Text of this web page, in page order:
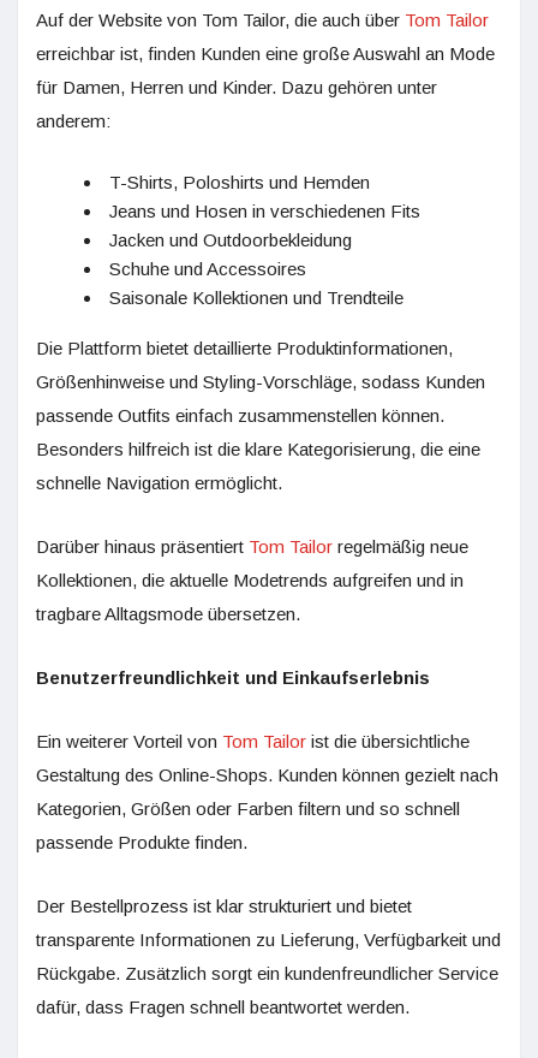
Auf der Website von Tom Tailor, die auch über Tom Tailor
erreichbar ist, finden Kunden eine große Auswahl an Mode
für Damen, Herren und Kinder. Dazu gehören unter
anderem:
T-Shirts, Poloshirts und Hemden
Jeans und Hosen in verschiedenen Fits
Jacken und Outdoorbekleidung
Schuhe und Accessoires
Saisonale Kollektionen und Trendteile
Die Plattform bietet detaillierte Produktinformationen,
Größenhinweise und Styling-Vorschläge, sodass Kunden
passende Outfits einfach zusammenstellen können.
Besonders hilfreich ist die klare Kategorisierung, die eine
schnelle Navigation ermöglicht.
Darüber hinaus präsentiert Tom Tailor regelmäßig neue
Kollektionen, die aktuelle Modetrends aufgreifen und in
tragbare Alltagsmode übersetzen.
Benutzerfreundlichkeit und Einkaufserlebnis
Ein weiterer Vorteil von Tom Tailor ist die übersichtliche
Gestaltung des Online-Shops. Kunden können gezielt nach
Kategorien, Größen oder Farben filtern und so schnell
passende Produkte finden.
Der Bestellprozess ist klar strukturiert und bietet
transparente Informationen zu Lieferung, Verfügbarkeit und
Rückgabe. Zusätzlich sorgt ein kundenfreundlicher Service
dafür, dass Fragen schnell beantwortet werden.